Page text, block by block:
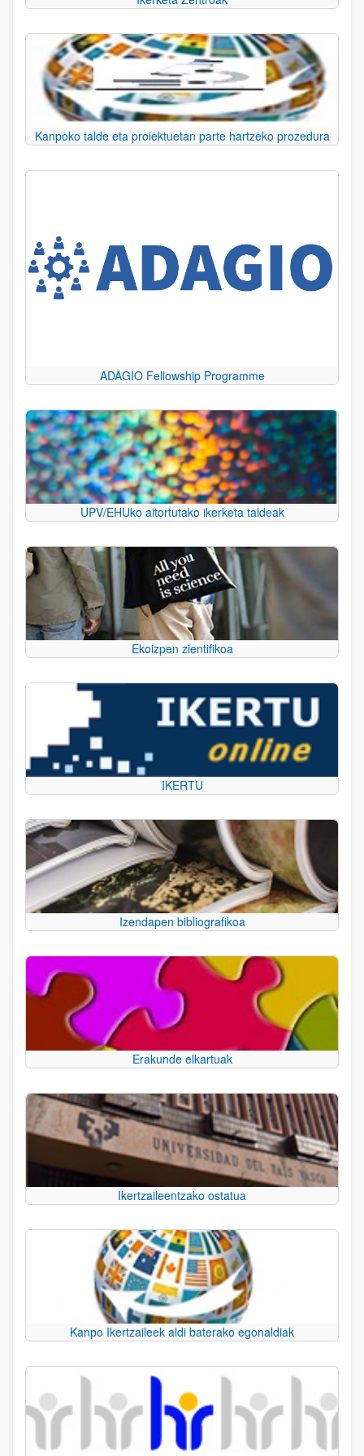
Kanpoko talde eta proiektuetan parte hartzeko prozedura
ADAGIO Fellowship Programme
UPV/EHUko aitortutako ikerketa taldeak
Ekoizpen zientifikoa
IKERTU
Izendapen bibliografikoa
Erakunde elkartuak
Ikertzaileentzako ostatua
Kanpo Ikertzaileek aldi baterako egonaldiak